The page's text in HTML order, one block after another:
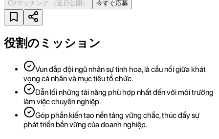
CVマッチング （近日公開） 今すぐ応募
役割のミッション
Vun đắp đội ngũ nhân sự tinh hoa, là cầu nối giữa khát
vọng cá nhân và mục tiêu tổ chức.
Dẫn lối những tài năng phù hợp nhất đến với môi trường
làm việc chuyên nghiệp.
Góp phần kiến tạo nền tảng vững chắc, thúc đẩy sự
phát triển bền vững của doanh nghiệp.